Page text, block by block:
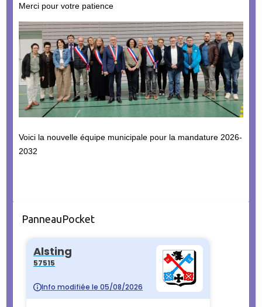
Merci pour votre patience
Voici la nouvelle équipe municipale pour la mandature 2026-
2032
PanneauPocket